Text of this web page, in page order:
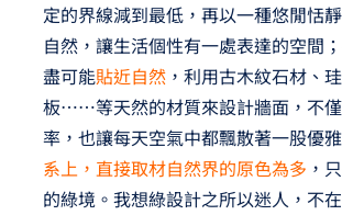
定的界線減到最低，再以一種悠閒恬
自然，讓生活個性有一處表達的空間
盡可能貼近自然，利用古木紋石材、
板⋯⋯等天然的材質來設計牆面，不
率，也讓每天空氣中都飄散著一股優
系上，直接取材自然界的原色為多 ，
的綠境。我想綠設計之所以迷人，不